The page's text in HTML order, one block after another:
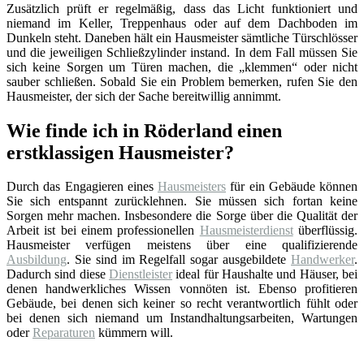
Zusätzlich prüft er regelmäßig, dass das Licht funktioniert und
niemand im Keller, Treppenhaus oder auf dem Dachboden im
Dunkeln steht. Daneben hält ein Hausmeister sämtliche Türschlösser
und die jeweiligen Schließzylinder instand. In dem Fall müssen Sie
sich keine Sorgen um Türen machen, die „klemmen“ oder nicht
sauber schließen. Sobald Sie ein Problem bemerken, rufen Sie den
Hausmeister, der sich der Sache bereitwillig annimmt.
Wie finde ich in Röderland einen
erstklassigen Hausmeister?
Durch das Engagieren eines Hausmeisters für ein Gebäude können
Sie sich entspannt zurücklehnen. Sie müssen sich fortan keine
Sorgen mehr machen. Insbesondere die Sorge über die Qualität der
Arbeit ist bei einem professionellen Hausmeisterdienstüberflüssig.
Hausmeister verfügen meistens über eine qualifizierende
Ausbildung. Sie sind im Regelfall sogar ausgebildete Handwerker.
Dadurch sind diese Dienstleister ideal für Haushalte und Häuser, bei
denen handwerkliches Wissen vonnöten ist. Ebenso profitieren
Gebäude, bei denen sich keiner so recht verantwortlich fühlt oder
bei denen sich niemand um Instandhaltungsarbeiten, Wartungen
oderReparaturen kümmern will.